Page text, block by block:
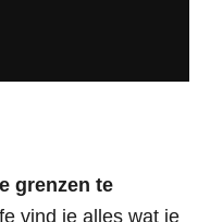
grenzen te
vind je alles wat je